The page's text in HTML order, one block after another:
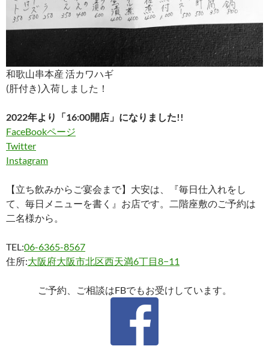
和歌山串本産 活カワハギ
(肝付き)入荷しました！
2022年より「16:00開店」になりました!!
FaceBookページ
Twitter
Instagram
【立ち飲みからご宴会まで】大安は、『毎日仕入れをし
て、毎日メニューを書く』お店です。二階座敷のご予約は
二名様から。
TEL:06-6365-8567
住所:大阪府大阪市北区西天満6丁目8−11
ご予約、ご相談はFBでもお受けしています。